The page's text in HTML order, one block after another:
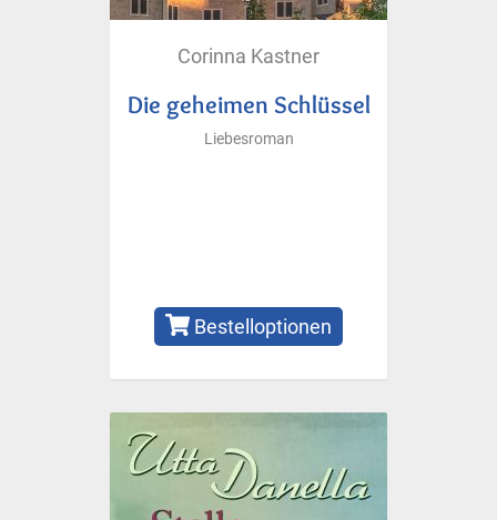
Corinna Kastner
Die geheimen Schlüssel
Liebesroman
Bestelloptionen